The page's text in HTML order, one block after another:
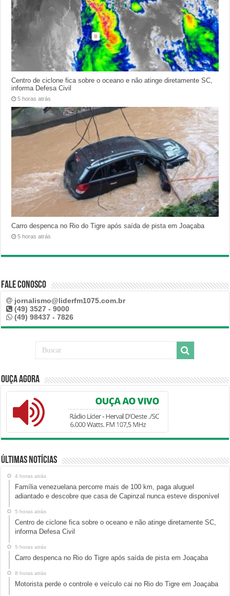
Centro de ciclone fica sobre o oceano e não atinge diretamente SC,
informa Defesa Civil
5 horas atrás
Carro despenca no Rio do Tigre após saída de pista em Joaçaba
5 horas atrás
Fale Conosco
jornalismo@liderfm1075.com.br
(49) 3527 - 9000
(49) 98437 - 7826
Ouça Agora
Últimas Notícias
4 horas atrás
Família venezuelana percorre mais de 100 km, paga aluguel
adiantado e descobre que casa de Capinzal nunca esteve disponível
5 horas atrás
Centro de ciclone fica sobre o oceano e não atinge diretamente SC,
informa Defesa Civil
5 horas atrás
Carro despenca no Rio do Tigre após saída de pista em Joaçaba
8 horas atrás
Motorista perde o controle e veículo cai no Rio do Tigre em Joaçaba